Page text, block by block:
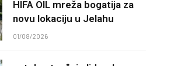
HIFA OIL mreža bogatija za
novu lokaciju u Jelahu
01/08/2026